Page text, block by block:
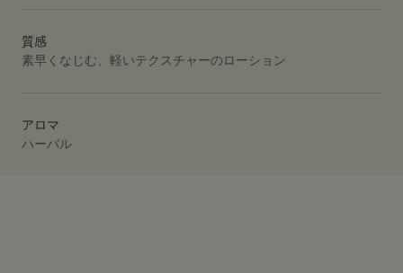
質感
素早くなじむ、軽いテクスチャーのローション
アロマ
ハーバル